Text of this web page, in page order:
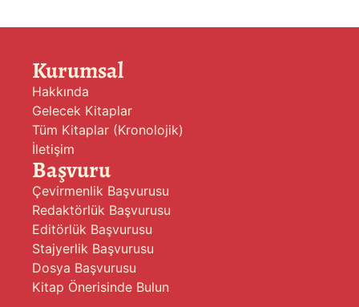
Kurumsal
Hakkında
Gelecek Kitaplar
Tüm Kitaplar (Kronolojik)
İletişim
Başvuru
Çevirmenlik Başvurusu
Redaktörlük Başvurusu
Editörlük Başvurusu
Stajyerlik Başvurusu
Dosya Başvurusu
Kitap Önerisinde Bulun